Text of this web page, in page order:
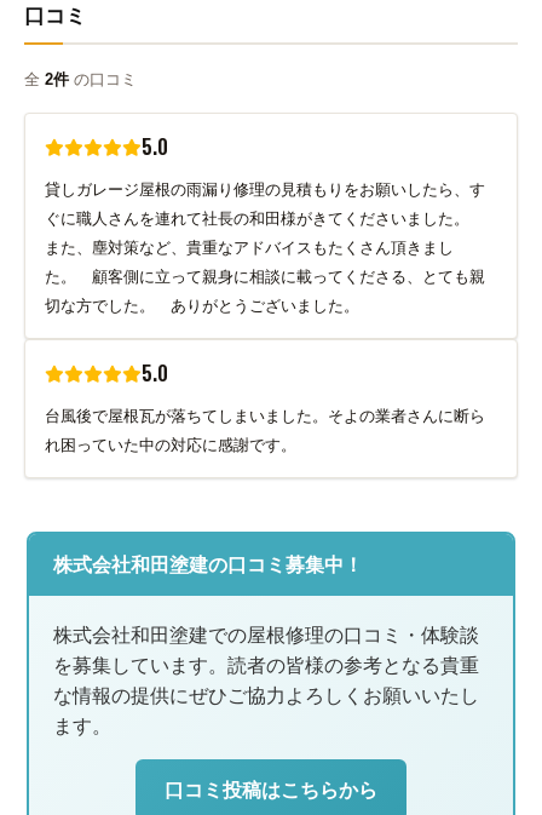
口コミ
全 2件 の口コミ
5.0
貸しガレージ屋根の雨漏り修理の見積もりをお願いしたら、す
ぐに職人さんを連れて社長の和田様がきてくださいました。
また、塵対策など、貴重なアドバイスもたくさん頂きまし
た。 顧客側に立って親身に相談に載ってくださる、とても親
切な方でした。 ありがとうございました。
5.0
台風後で屋根瓦が落ちてしまいました。そよの業者さんに断ら
れ困っていた中の対応に感謝です。
株式会社和田塗建の口コミ募集中！
株式会社和田塗建での屋根修理の口コミ・体験談
を募集しています。読者の皆様の参考となる貴重
な情報の提供にぜひご協力よろしくお願いいたし
ます。
口コミ投稿はこちらから